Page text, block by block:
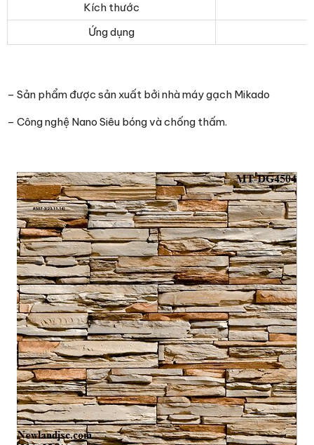
Kích thước
Ứng dụng
– Sản phẩm được sản xuất bởi nhà máy gạch Mikado
– Công nghệ Nano Siêu bóng và chống thấm.